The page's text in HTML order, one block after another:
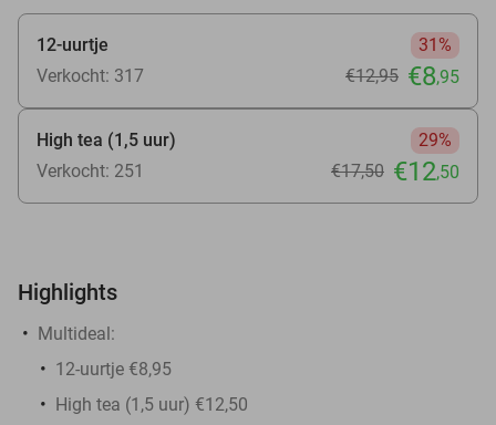
12-uurtje
31%
Verkocht: 317
€12,95 €8,95
High tea (1,5 uur)
29%
Verkocht: 251
€17,50 €12,50
Highlights
Multideal:
12-uurtje €8,95
High tea (1,5 uur) €12,50